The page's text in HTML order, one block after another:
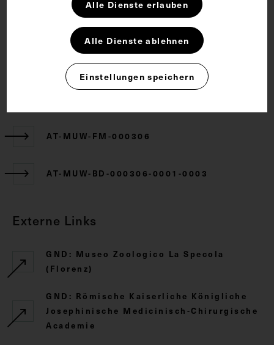
CC BY-NC-SA 4.0
AT-MUW-FM-000306
AT-MUW-BD-000306-0001-0003
Externe Links
GND: Museo Zoologico La Specola
(Florenz)
GND: Römische Kaiserliche Königliche
Josephinische Medicinisch-Chirurgische
Academie
Alle Dienste erlauben
Alle Dienste ablehnen
Einstellungen speichern